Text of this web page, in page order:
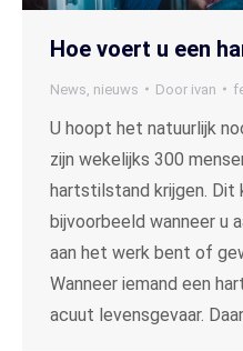
Hoe voert u een
News nieuws Door ivan
U hoopt het natuurlijk
zijn wekelijks 300
hartstilstand krijgen. Dit
bijvoorbeeld wanneer u
aan het werk bent of
Wanneer iemand een
acuut levensgevaar.